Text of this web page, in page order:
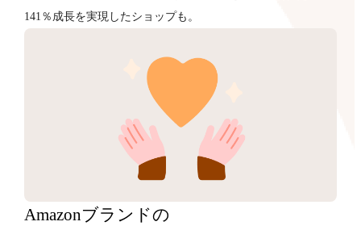
141％成長を実現したショップも。
Amazonブランドの